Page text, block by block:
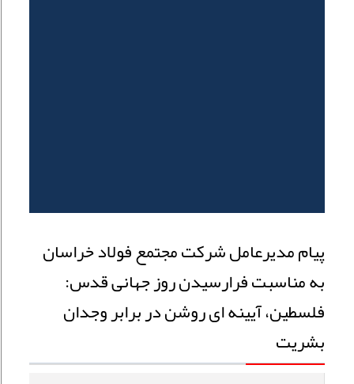
پیام مدیرعامل شرکت مجتمع فولاد خراسان
به مناسبت فرارسیدن روز جهانی قدس:
فلسطین، آیینه ای روشن در برابر وجدان
بشریت